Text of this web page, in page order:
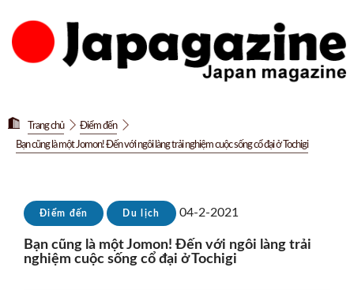
Trang chủ
Điểm đến
Bạn cũng là một Jomon! Đến với ngôi làng trải nghiệm cuộc sống cổ đại ở Tochigi
Điểm đến Du lịch 04-2-2021
Bạn cũng là một Jomon! Đến với ngôi làng trải
nghiệm cuộc sống cổ đại ở Tochigi